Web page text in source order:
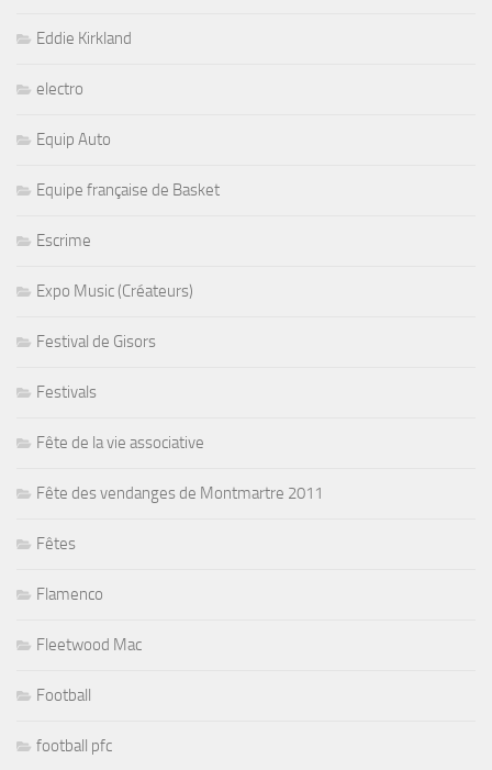
Eddie Kirkland
electro
Equip Auto
Equipe française de Basket
Escrime
Expo Music (Créateurs)
Festival de Gisors
Festivals
Fête de la vie associative
Fête des vendanges de Montmartre 2011
Fêtes
Flamenco
Fleetwood Mac
Football
football pfc